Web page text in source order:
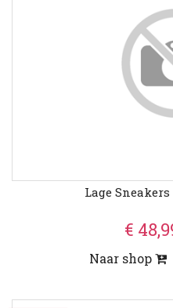
Lage
€
Naar shop